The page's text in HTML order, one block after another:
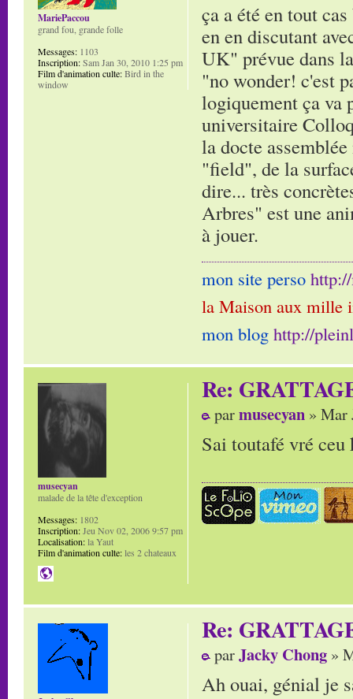
ça a été en tout
en en discutant
UK" prévue dans
"no wonder! c'est
logiquement ça va
universitaire
la docte
"field", de la
dire... très
Arbres" est une
à jouer.
mon site perso
la Maison aux mille
mon blog http://
MariePaccou
grand fou, grande folle
Messages: 1103
Inscription:Sam Jan 30, 2010 1:25 pm
Film d'animation culte:Bird in the
window
Re:
parmusecyan » Mar
Sai toutafé vré
musecyan
malade de la tête d'exception
Messages: 1802
Inscription:Jeu Nov 02, 2006 9:57 pm
Localisation:la Yaut
Film d'animation culte:les 2 chateaux
Re:
parJacky Chong »
Ah ouai, génial je